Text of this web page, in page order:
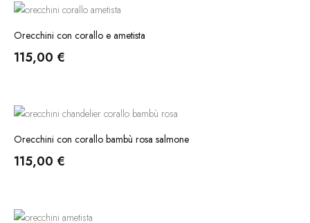
Orecchini con corallo e ametista
115,00 €
Orecchini con corallo bambù rosa salmone
115,00 €